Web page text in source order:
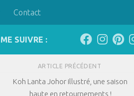
Contact
ME SUIVRE :
ARTICLE PRÉCÉDENT
Koh Lanta Johor illustré, une saison
haute en retournements !